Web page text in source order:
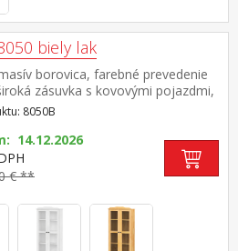
biely lak
borovica, farebné prevedenie
zásuvka s kovovými pojazdmi,
dvere 2 variabilné a 1 pevná polica
8050B
14.12.2026
€ **